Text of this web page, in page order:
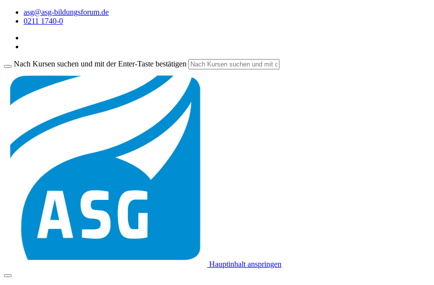
asg@asg-bildungsforum.de
0211 1740-0
Nach Kursen suchen und mit der Enter-Taste bestätigen
Hauptinhalt anspringen